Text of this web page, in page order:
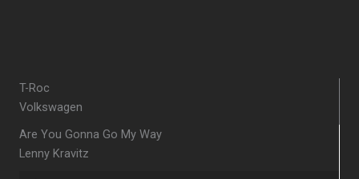
T-Roc
Volkswagen
Are You Gonna Go My Way
Lenny Kravitz